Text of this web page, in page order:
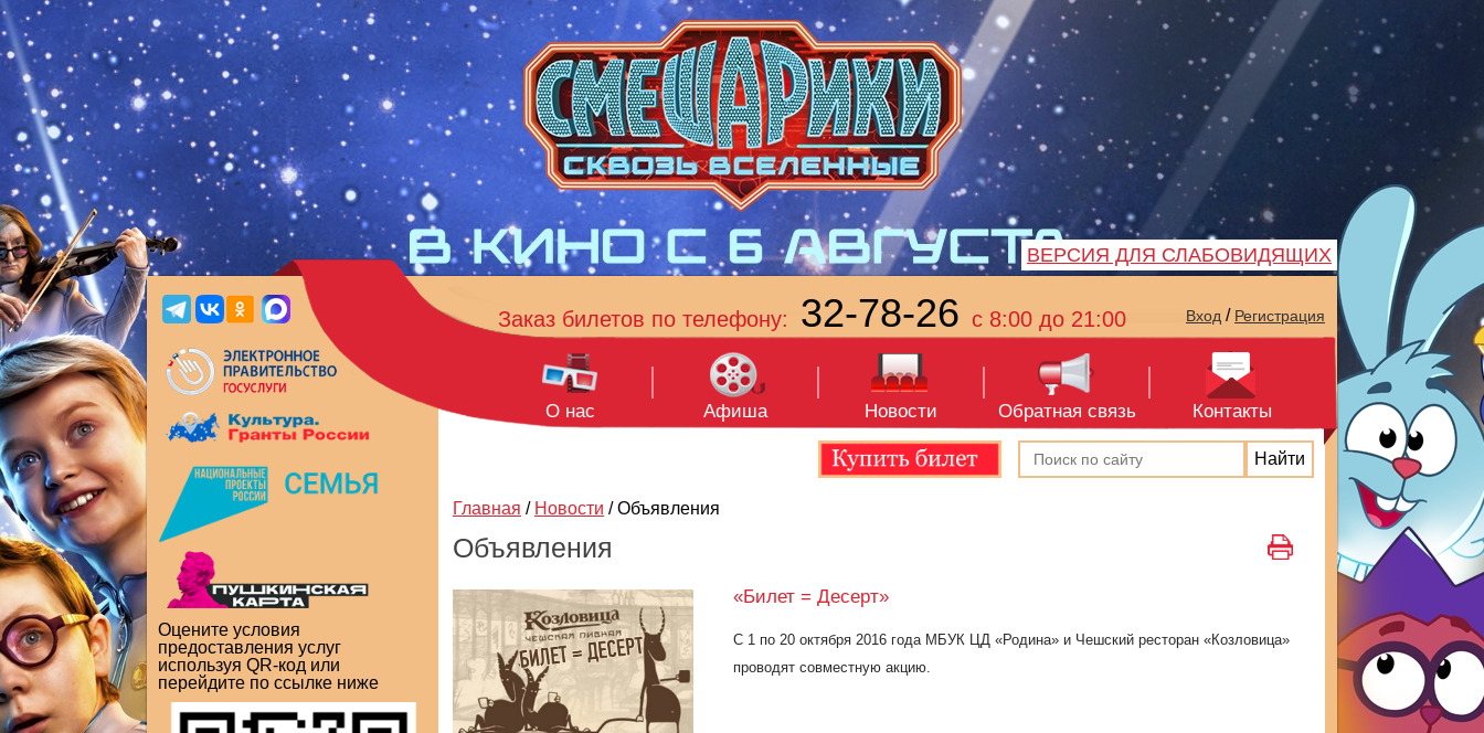
ВЕРСИЯ ДЛЯ СЛАБОВИДЯЩИХ
Оцените условия
предоставления услуг
используя QR-код или
перейдите по ссылке ниже
Заказ билетов по телефону: 32-78-26 с 8:00 до 21:00 Вход / Регистрация
О нас Афиша Новости Обратная связь Контакты
Главная / Новости / Объявления
Объявления
«Билет = Десерт»
С 1 по 20 октября 2016 года МБУК ЦД «Родина» и Чешский ресторан «Козловица»
проводят совместную акцию.